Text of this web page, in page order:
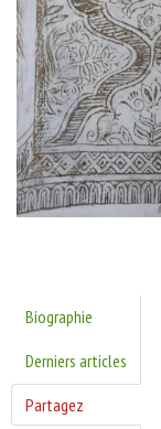
Biographie
Derniers articles
Partagez